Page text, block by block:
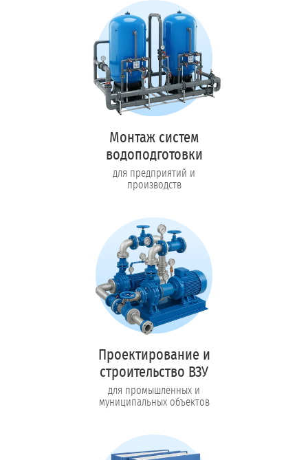
Монтаж систем
водоподготовки
для предприятий и
производств
Проектирование и
строительство ВЗУ
для промышленных и
муниципальных объектов